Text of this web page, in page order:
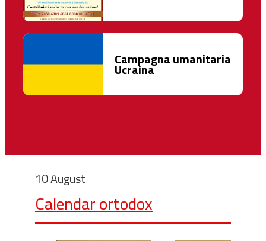
Campagna umanitaria
Ucraina
10 August
Calendar ortodox